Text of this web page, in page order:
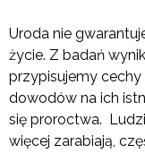
Uroda nie
życie. Z badań
przypisujemy
dowodów na ich
się proroctwa.
więcej zarabiają,